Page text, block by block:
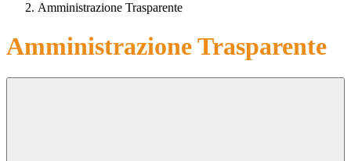
Amministrazione Trasparente
Amministrazione Trasparente